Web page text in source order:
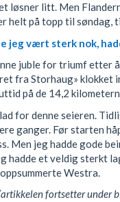
løsner litt. Men
helt på topp til
jeg vært sterk nok,
juble for triumf etter
fra Storhaug» klokket
på de 14,2
for denne seieren.
ganger. Før starten
Men jeg hadde gode
hadde et veldig sterkt
Westra.
fortsetter under